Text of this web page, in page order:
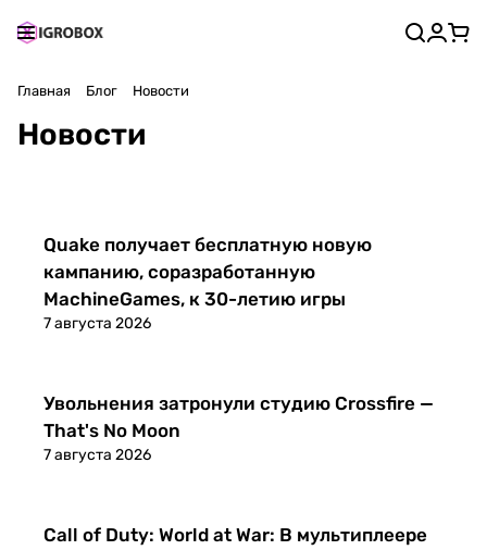
Главная Блог Новости
Новости
Новости
7 августа 2026
Quake получает бесплатную новую
кампанию, соразработанную
MachineGames, к 30-летию игры
Новости
7 августа 2026
Увольнения затронули студию Crossfire —
That's No Moon
Новости
Call of Duty: World at War: В мультиплеере